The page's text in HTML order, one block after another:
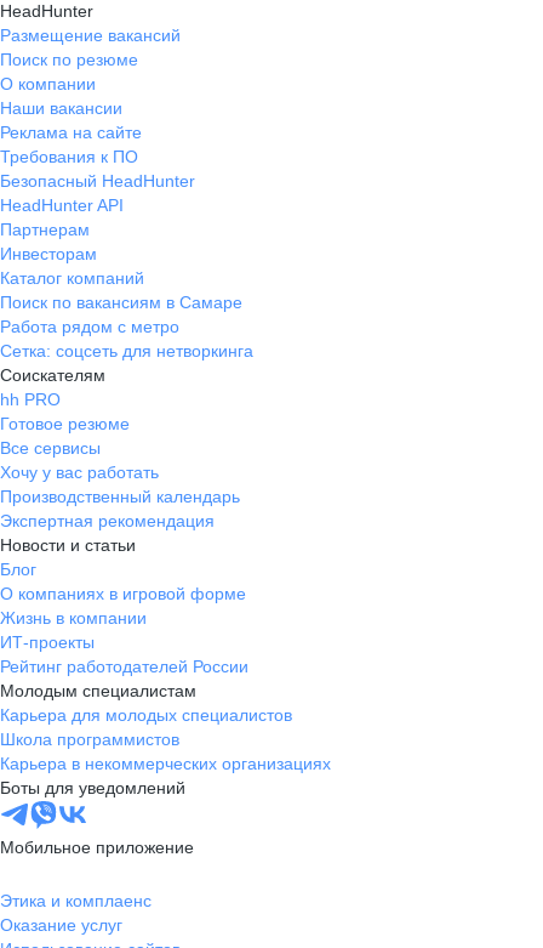
HeadHunter
Размещение вакансий
Поиск по резюме
О компании
Наши вакансии
Реклама на сайте
Требования к ПО
Безопасный HeadHunter
HeadHunter API
Партнерам
Инвесторам
Каталог компаний
Поиск по вакансиям в Самаре
Работа рядом с метро
Сетка: соцсеть для нетворкинга
Соискателям
hh PRO
Готовое резюме
Все сервисы
Хочу у вас работать
Производственный календарь
Экспертная рекомендация
Новости и статьи
Блог
О компаниях в игровой форме
Жизнь в компании
ИТ-проекты
Рейтинг работодателей России
Молодым специалистам
Карьера для молодых специалистов
Школа программистов
Карьера в некоммерческих организациях
Боты для уведомлений
Мобильное приложение
Этика и комплаенс
Оказание услуг